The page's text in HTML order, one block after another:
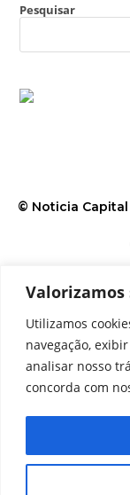
Valorizamos
Utilizamos
navegação,
analisar nosso
concorda com
Pesquisar
© Noticia Capital
Contato Home
Equipe Perfil